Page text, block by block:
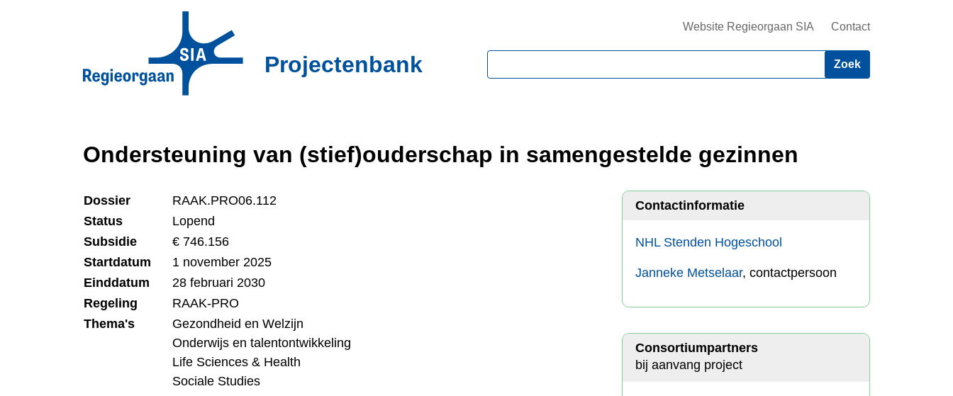
Projectenbank
Website Regieorgaan SIA Contact
Ondersteuning van (stief)ouderschap in samengestelde gezinnen
Dossier
RAAK.PRO06.112
Status
Lopend
Subsidie
€ 746.156
Startdatum
1 november 2025
Einddatum
28 februari 2030
Regeling
RAAK-PRO
Thema's
Gezondheid en Welzijn
Onderwijs en talentontwikkeling
Life Sciences & Health
Sociale Studies
Contactinformatie
NHL Stenden Hogeschool
Janneke Metselaar, contactpersoon
Consortiumpartners
bij aanvang project